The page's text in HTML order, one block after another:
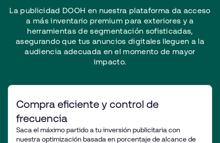
La publicidad DOOH en nuestra plataforma da acceso
a más inventario premium para exteriores y a
herramientas de segmentación sofisticadas,
asegurando que tus anuncios digitales lleguen a la
audiencia adecuada en el momento de mayor
impacto.
Compra eficiente y control de
frecuencia
Saca el máximo partido a tu inversión publicitaria con
nuestra optimización basada en porcentaje de alcance de